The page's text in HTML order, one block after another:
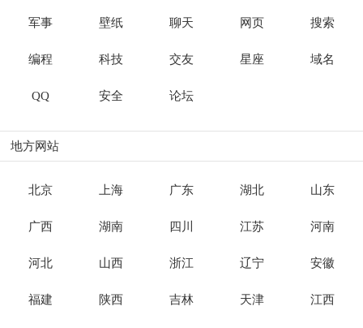
军事 壁纸 聊天 网页 搜索
编程 科技 交友 星座 域名
QQ 安全 论坛
地方网站
北京 上海 广东 湖北 山东
广西 湖南 四川 江苏 河南
河北 山西 浙江 辽宁 安徽
福建 陕西 吉林 天津 江西